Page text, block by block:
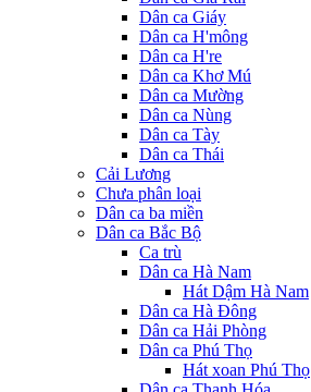
Dân ca Giáy
Dân ca H'mông
Dân ca H're
Dân ca Khơ Mú
Dân ca Mường
Dân ca Nùng
Dân ca Tày
Dân ca Thái
Cải Lương
Chưa phân loại
Dân ca ba miền
Dân ca Bắc Bộ
Ca trù
Dân ca Hà Nam
Hát Dậm Hà Nam
Dân ca Hà Đông
Dân ca Hải Phòng
Dân ca Phú Thọ
Hát xoan Phú Thọ